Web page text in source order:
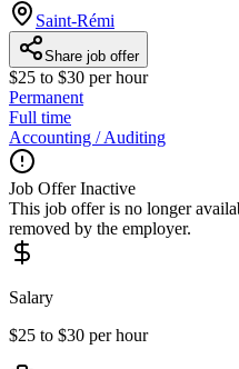
Saint-Rémi
Share job offer
$25 to $30 per hour
Permanent
Full time
Accounting / Auditing
Job Offer Inactive
This job offer is no longer
removed by the employer.
Salary
$25 to $30 per hour